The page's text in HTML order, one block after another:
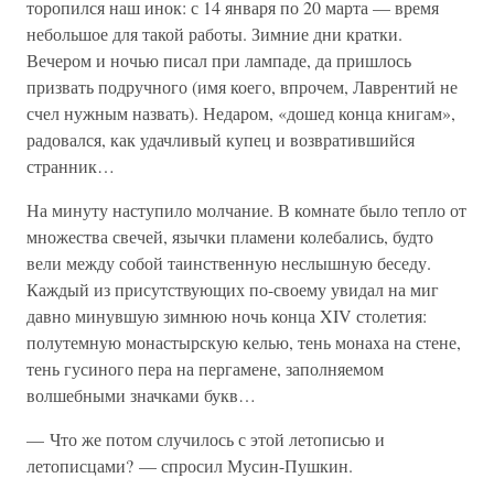
торопился наш инок: с 14 января по 20 марта — время
небольшое для такой работы. Зимние дни кратки.
Вечером и ночью писал при лампаде, да пришлось
призвать подручного (имя коего, впрочем, Лаврентий не
счел нужным назвать). Недаром, «дошед конца книгам»,
радовался, как удачливый купец и возвратившийся
странник…
На минуту наступило молчание. В комнате было тепло от
множества свечей, язычки пламени колебались, будто
вели между собой таинственную неслышную беседу.
Каждый из присутствующих по-своему увидал на миг
давно минувшую зимнюю ночь конца XIV столетия:
полутемную монастырскую келью, тень монаха на стене,
тень гусиного пера на пергамене, заполняемом
волшебными значками букв…
— Что же потом случилось с этой летописью и
летописцами? — спросил Мусин-Пушкин.